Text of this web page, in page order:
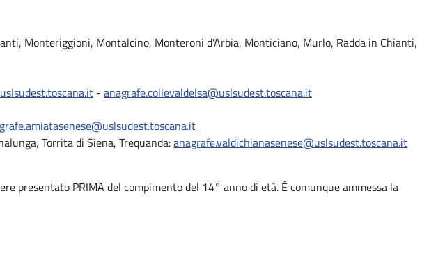
Monteriggioni, Montalcino, Monteroni d'Arbia, Monticiano, Murlo, Radda in Chianti,
- anagrafe.collevaldelsa@uslsudest.toscana.it
Torrita di Siena, Trequanda:anagrafe.valdichianasenese@uslsudest.toscana.it
presentato PRIMA del compimento del 14° anno di età. È comunque ammessa la